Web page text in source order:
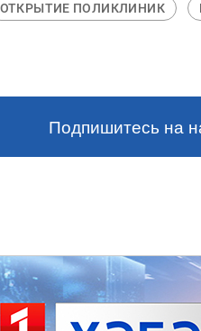
ОТКРЫТИЕ ПОЛИКЛИНИК
Подпишитесь на